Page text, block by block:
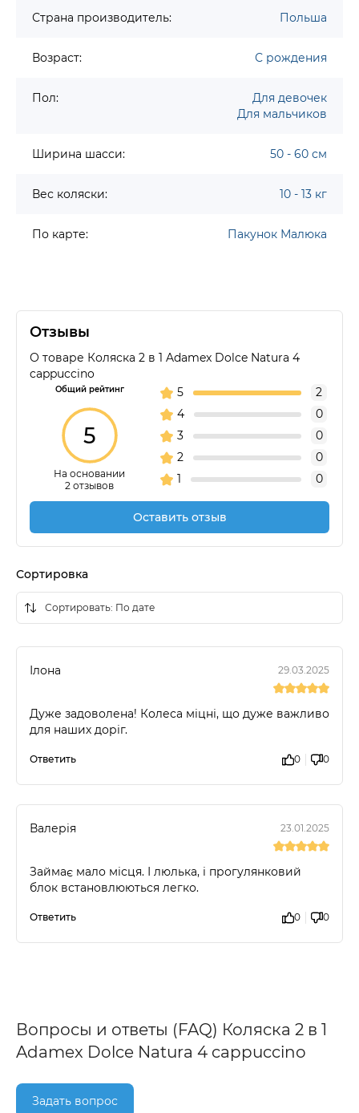
Страна производитель: Польша
Возраст: С рождения
Пол:
Для девочек
Для мальчиков
Ширина шасси: 50 - 60 см
Вес коляски: 10 - 13 кг
По карте: Пакунок Малюка
Отзывы
О товаре Коляска 2 в 1 Adamex Dolce Natura 4
cappuccino
Общий рейтинг
5
На основании
2 отзывов
5
2
4
0
3
0
2
0
1
0
Оставить отзыв
Сортировка
Ілона 29.03.2025
Дуже задоволена! Колеса міцні, що дуже важливо
для наших доріг.
Ответить 0 0
Валерія 23.01.2025
Займає мало місця. І люлька, і прогулянковий
блок встановлюються легко.
Ответить 0 0
Вопросы и ответы (FAQ) Коляска 2 в 1
Adamex Dolce Natura 4 cappuccino
Задать вопрос